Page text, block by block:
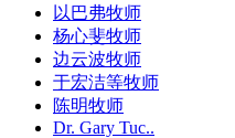
以巴弗牧师
杨心斐牧师
边云波牧师
于宏洁等牧师
陈明牧师
Dr. Gary Tuc..